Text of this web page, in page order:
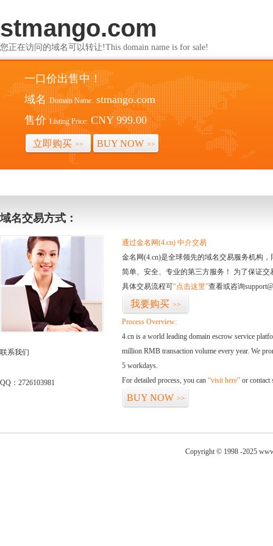
stmango.com
您正在访问的域名可以转让!This domain name is for sale!
一口价出售中！
域名 Domain Name: stmango.com
售价 Listing Price: CNY 999.00
立即购买 >> BUY NOW >>
域名交易方式：
联系我们
QQ：2726103981
通过金名网(4.cn) 中介交易
金名网(4.cn)是全球领先的域名交易服务机构
简单、安全、专业的第三方服务！ 为了保证
具体交易流程可“点击这里”查看或咨询
我要购买 >>
Process Overview:
4.cn is a world leading domain escrow service
million RMB transaction volume every year. We
5 workdays.
For detailed process, you can “visit here” or contact
BUY NOW >>
Copyright © 1998 -2025